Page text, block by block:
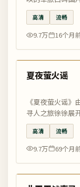
好的电影网，正
高清 流畅
9.7万 16个月
热门
夏夜萤火谣
《夏夜萤火谣
寻人之旅徐徐展
观看尽在国影优选
高清 流畅
9.7万 69个月
热门